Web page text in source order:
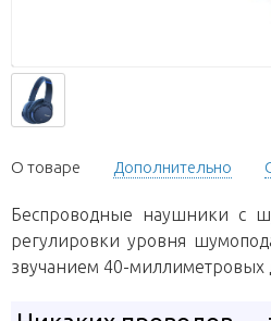
О товаре Дополнительно
Беспроводные наушники с
регулировки уровня
звучанием 40-